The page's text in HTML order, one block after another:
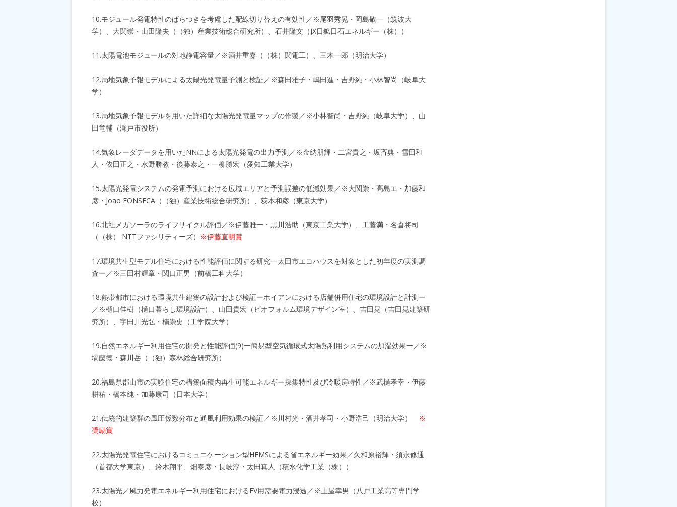
10.モジュール発電特性のばらつきを考慮した配線切り替えの有効性／※尾羽秀晃・岡島敬一（筑波大
学）、大関崇・山田隆夫（（独）産業技術総合研究所）、石井隆文（JX日鉱日石エネルギー（株））
11.太陽電池モジュールの対地静電容量／※酒井重嘉（（株）関電工）、三木一郎（明治大学）
12.局地気象予報モデルによる太陽光発電量予測と検証／※森田雅子・嶋田進・吉野純・小林智尚（岐阜大
学）
13.局地気象予報モデルを用いた詳細な太陽光発電量マップの作製／※小林智尚・吉野純（岐阜大学）、山
田竜輔（瀬戸市役所）
14.気象レーダデータを用いたNNによる太陽光発電の出力予測／※金納朋輝・二宮貴之・坂斉典・雪田和
人・依田正之・水野勝教・後藤泰之・一柳勝宏（愛知工業大学）
15.太陽光発電システムの発電予測における広域エリアと予測誤差の低減効果／※大関崇・髙島エ・加藤和
彦・Joao FONSECA（（独）産業技術総合研究所）、荻本和彦（東京大学）
16.北社メガソーラのライフサイクル評価／※伊藤雅一・黒川浩助（東京工業大学）、工藤満・名倉将司
（（株） NTTファシリティーズ） ※伊藤直明賞
17.環境共生型モデル住宅における性能評価に関する研究一太田市エコハウスを対象とした初年度の実測調
査ー／※三田村輝章・関口正男（前橋工科大学）
18.熱帯都市における環境共生建築の設計および検証ーホイアンにおける店舗併用住宅の環境設計と計測ー
／※樋口佳樹（樋口暮らし環境設計）、山田貴宏（ビオフォルム環境デザイン室）、吉田晃（吉田晃建築研
究所）、宇田川光弘・楠崇史（工学院大学）
19.自然エネルギー利用住宅の開発と性能評価(9)一簡易型空気循環式太陽熱利用システムの加湿効果一／※
塙藤徳・森川岳（（独）森林総合研究所）
20.福島県郡山市の実験住宅の構築面積内再生可能エネルギー採集特性及び冷暖房特性／※武樋孝幸・伊藤
耕祐・橋本純・加藤康司（日本大学）
21.伝統的建築群の風圧係数分布と通風利用効果の検証／※川村光・酒井孝司・小野浩己（明治大学）
※
奨励賞
22.太陽光発電住宅におけるコミュニケーション型HEMSによる省エネルギー効果／久和原裕輝・須永修通
（首都大学東京）、鈴木翔平、畑泰彦・長岐淳・太田真人（積水化学工業（株））
23.太陽光／風力発電エネルギー利用住宅におけるEV用需要電力浸透／※土屋幸男（八戸工業高等専門学
校）